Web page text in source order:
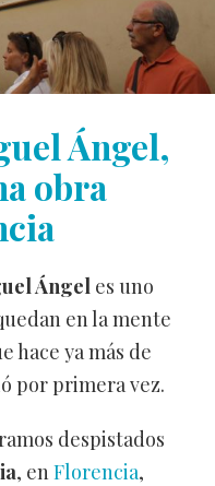
Ángel,
obra
Ángel es uno
en la mente
hace ya más de
por primera vez.
despistados
, enFlorencia,